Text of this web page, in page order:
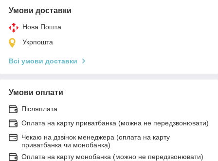
Умови доставки
Нова Пошта
Укрпошта
Всі умови доставки
Умови оплати
Післяплата
Оплата на карту приватбанка (можна не передзвонювати)
Чекаю на дзвінок менеджера (оплата на карту
приватбанка чи монобанка)
Оплата на карту монобанка (можно не передзвонювати)